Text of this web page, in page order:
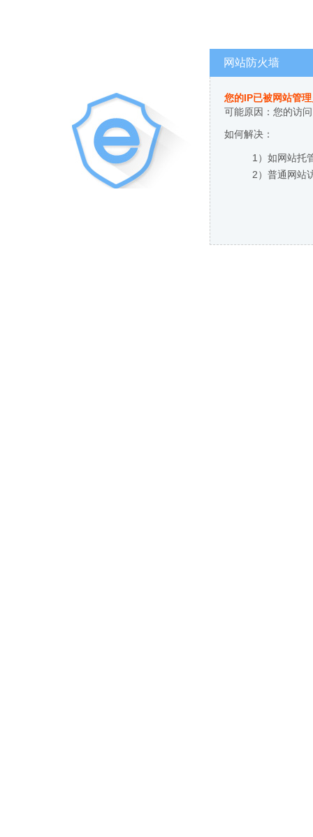
网站防火墙
您的IP已被网站管
可能原因：您的访
如何解决：
1）如网站托
2）普通网站